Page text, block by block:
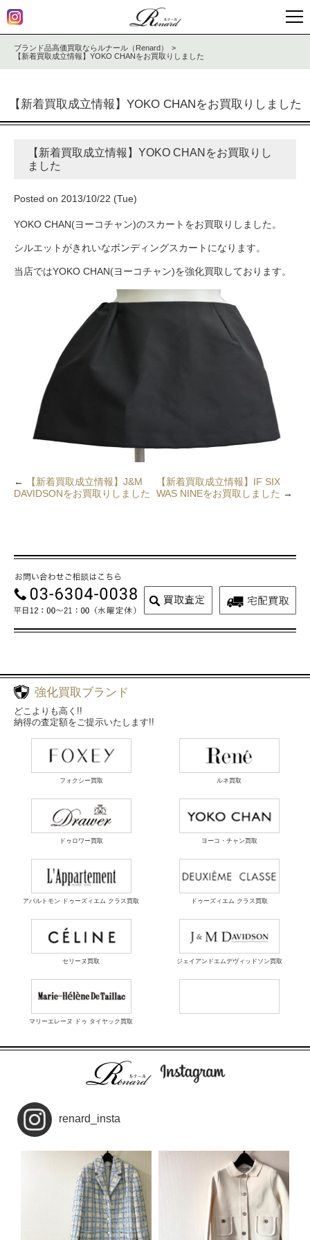
ブランド品高価買取ならルナール（Renard）
【新着買取成立情報】YOKO CHANをお買取りしました
【新着買取成立情報】YOKO CHANをお買取りしました
【新着買取成立情報】YOKO CHANをお買取りし
ました
Posted on 2013/10/22 (Tue)
YOKO CHAN(ヨーコチャン)のスカートをお買取りしました。
シルエットがきれいなボンディングスカートになります。
当店ではYOKO CHAN(ヨーコチャン)を強化買取しております。
←
【新着買取成立情報】J&M
DAVIDSONをお買取りしました
【新着買取成立情報】IF SIX
WAS NINEをお買取しました →
強化買取ブランド
どこよりも高く!!
納得の査定額をご提示いたします!!
フォクシー買取 ルネ買取
ドゥロワー買取 ヨーコ・チャン買取
アパルトモン ドゥーズィエム クラス買取 ドゥーズィエム クラス買取
セリーヌ買取 ジェイアンドエムデヴィッドソン買取
マリーエレーヌ ドゥ タイヤック買取
renard_insta